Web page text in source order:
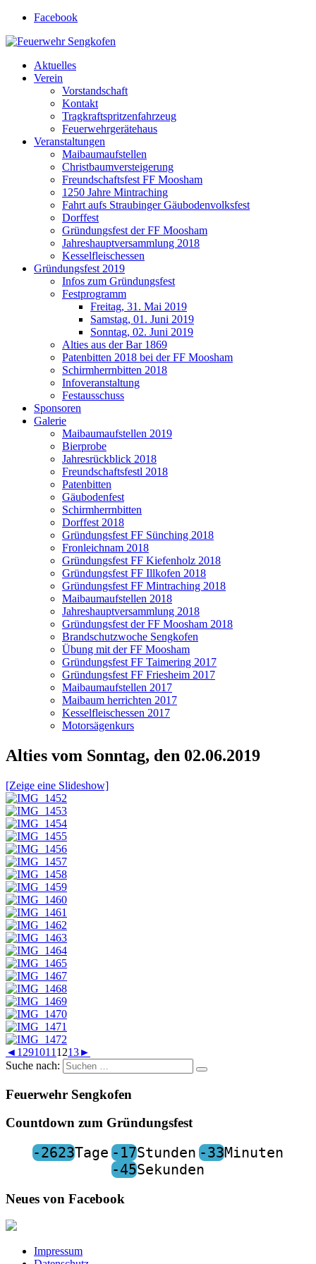
Facebook
Feuerwehr Sengkofen
Gott zur Ehr', dem nächsten zur Wehr
Aktuelles
Verein
Vorstandschaft
Kontakt
Tragkraftspritzenfahrzeug
Feuerwehrgerätehaus
Veranstaltungen
Maibaumaufstellen
Christbaumversteigerung
Freundschaftsfest FF Moosham
1250 Jahre Mintraching
Fahrt aufs Straubinger Gäubodenvolksfest
Dorffest
Gründungsfest der FF Moosham
Jahreshauptversammlung 2018
Kesselfleischessen
Gründungsfest 2019
Infos zum Gründungsfest
Festprogramm
Freitag, 31. Mai 2019
Samstag, 01. Juni 2019
Sonntag, 02. Juni 2019
Alties aus der Bar 1869
Patenbitten 2018 bei der FF Moosham
Schirmherrnbitten 2018
Infoveranstaltung
Festausschuss
Sponsoren
Galerie
Maibaumaufstellen 2019
Bierprobe
Jahresrückblick 2018
Freundschaftsfestl 2018
Patenbitten
Gäubodenfest
Schirmherrnbitten
Dorffest 2018
Gründungsfest FF Sünching 2018
Fronleichnam 2018
Gründungsfest FF Kiefenholz 2018
Gründungsfest FF Illkofen 2018
Gründungsfest FF Mintraching 2018
Maibaumaufstellen 2018
Jahreshauptversammlung 2018
Gründungsfest der FF Moosham 2018
Brandschutzwoche Sengkofen
Übung mit der FF Moosham
Gründungsfest FF Taimering 2017
Gründungsfest FF Friesheim 2017
Maibaumaufstellen 2017
Maibaum herrichten 2017
Kesselfleischessen 2017
Motorsägenkurs
Alties vom Sonntag, den 02.06.2019
[Zeige eine Slideshow]
◄ 1 291011 1213►
Suche nach:
Feuerwehr Sengkofen
Countdown zum Gründungsfest
-2623Tage -17Stunden -33Minuten
-45Sekunden
Neues von Facebook
Impressum